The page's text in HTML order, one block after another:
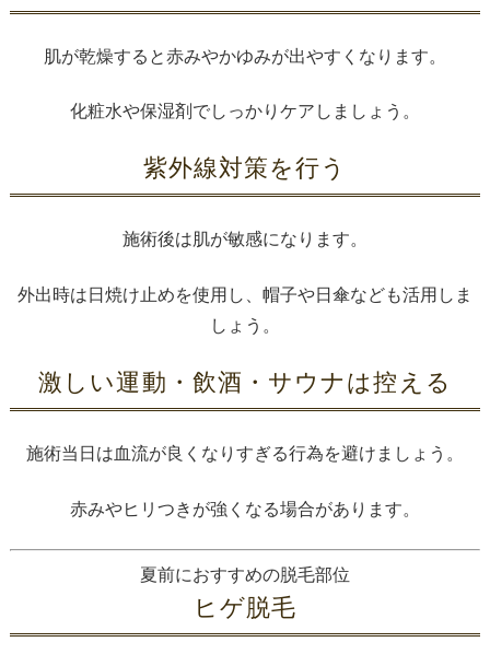
肌が乾燥すると赤みやかゆみが出やすくなります。
化粧水や保湿剤でしっかりケアしましょう。
紫外線対策を行う
施術後は肌が敏感になります。
外出時は日焼け止めを使用し、帽子や日傘なども活用しま
しょう。
激しい運動・飲酒・サウナは控える
施術当日は血流が良くなりすぎる行為を避けましょう。
赤みやヒリつきが強くなる場合があります。
夏前におすすめの脱毛部位
ヒゲ脱毛